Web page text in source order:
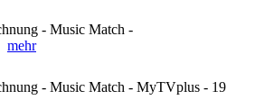
- Music Match -
mehr
- Music Match - MyTVplus - 19